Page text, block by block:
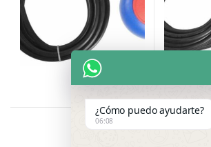
Showing all 6 results
¿Cómo puedo ayudarte?
06:08